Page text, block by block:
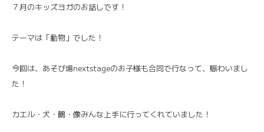
７月のキッズヨガのお話しです！
テーマは「動物」でした！
今回は、あそび場nextstageのお子様も合同で行なって、賑わいまし
た！
カエル・犬・鶴・像みんな上手に行ってくれていました！